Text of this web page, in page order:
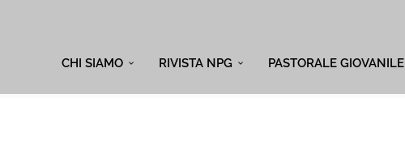
CHI SIAMO RIVISTA NPG PASTORALE GIOVANILE